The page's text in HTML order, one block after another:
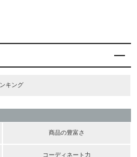
キング
商品の豊富さ
コーディネート力